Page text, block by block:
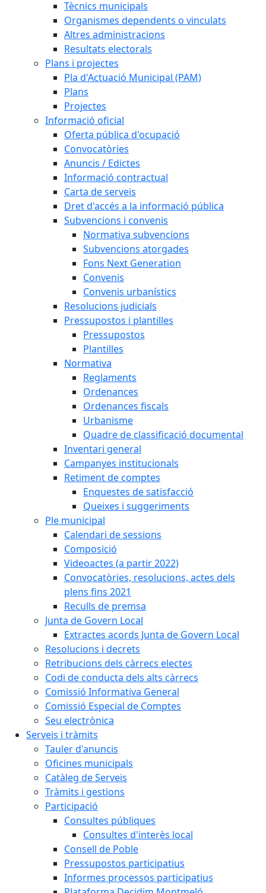
Tècnics municipals
Organismes dependents o vinculats
Altres administracions
Resultats electorals
Plans i projectes
Pla d'Actuació Municipal (PAM)
Plans
Projectes
Informació oficial
Oferta pública d'ocupació
Convocatòries
Anuncis / Edictes
Informació contractual
Carta de serveis
Dret d'accés a la informació pública
Subvencions i convenis
Normativa subvencions
Subvencions atorgades
Fons Next Generation
Convenis
Convenis urbanístics
Resolucions judicials
Pressupostos i plantilles
Pressupostos
Plantilles
Normativa
Reglaments
Ordenances
Ordenances fiscals
Urbanisme
Quadre de classificació documental
Inventari general
Campanyes institucionals
Retiment de comptes
Enquestes de satisfacció
Queixes i suggeriments
Ple municipal
Calendari de sessions
Composició
Videoactes (a partir 2022)
Convocatòries, resolucions, actes dels
plens fins 2021
Reculls de premsa
Junta de Govern Local
Extractes acords Junta de Govern Local
Resolucions i decrets
Retribucions dels càrrecs electes
Codi de conducta dels alts càrrecs
Comissió Informativa General
Comissió Especial de Comptes
Seu electrònica
Serveis i tràmits
Tauler d'anuncis
Oficines municipals
Catàleg de Serveis
Tràmits i gestions
Participació
Consultes públiques
Consultes d'interès local
Consell de Poble
Pressupostos participatius
Informes processos participatius